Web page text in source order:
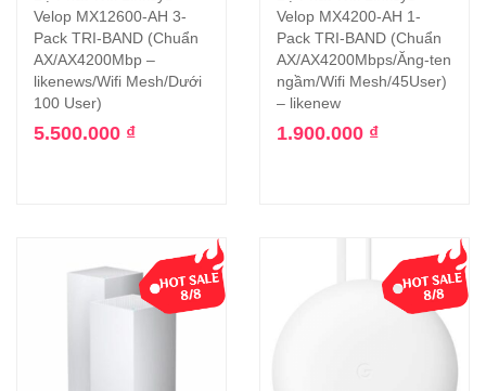
Velop MX12600-AH 3-
Pack TRI-BAND (Chuẩn
AX/AX4200Mbp –
likenews/Wifi Mesh/Dưới
100 User)
5.500.000 ₫
Velop MX4200-AH 1-
Pack TRI-BAND (Chuẩn
AX/AX4200Mbps/Ăng-ten
ngầm/Wifi Mesh/45User)
– likenew
1.900.000 ₫